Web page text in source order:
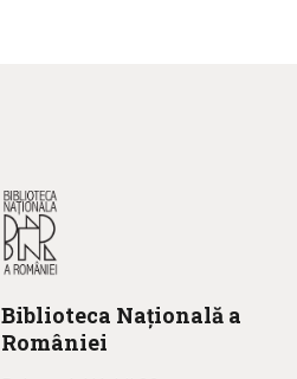
Biblioteca Națională a
României